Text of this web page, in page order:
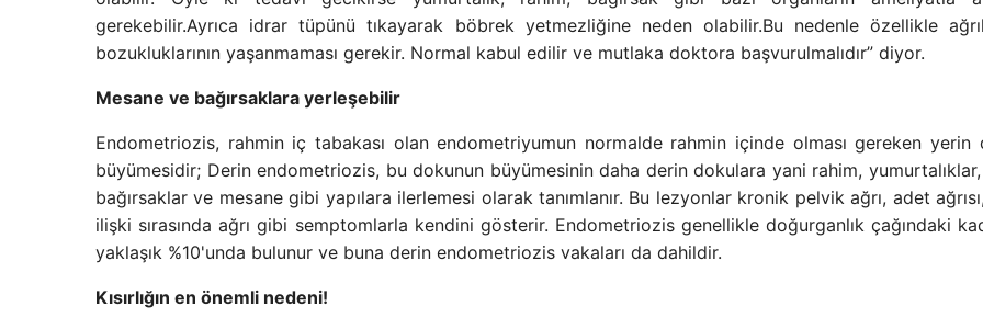
gerekebilir.Ayrıca idrar tüpünü tıkayarak böbrek yetmezliğine neden olabilir.Bu nedenle özellikle
bozukluklarının yaşanmaması gerekir. Normal kabul edilir ve mutlaka doktora başvurulmalıdır” diyor.
Mesane ve bağırsaklara yerleşebilir
Endometriozis, rahmin iç tabakası olan endometriyumun normalde rahmin içinde olması gereken yerin
büyümesidir; Derin endometriozis, bu dokunun büyümesinin daha derin dokulara yani rahim,
bağırsaklar ve mesane gibi yapılara ilerlemesi olarak tanımlanır. Bu lezyonlar kronik pelvik ağrı, adet
ilişki sırasında ağrı gibi semptomlarla kendini gösterir. Endometriozis genellikle doğurganlık çağındaki
yaklaşık %10'unda bulunur ve buna derin endometriozis vakaları da dahildir.
Kısırlığın en önemli nedeni!